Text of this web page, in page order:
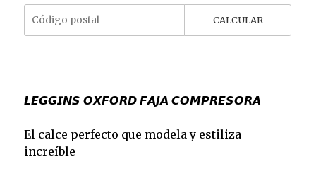
CALCULAR
𝙇𝙀𝙂𝙂𝙄𝙉𝙎 𝙊𝙓𝙁𝙊𝙍𝘿 𝙁𝘼𝙅𝘼 𝘾𝙊𝙈𝙋𝙍𝙀𝙎𝙊𝙍𝘼
El calce perfecto que modela y estiliza
increíble